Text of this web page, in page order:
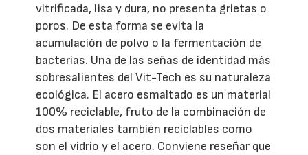
vitrificada, lisa y dura, no presenta grietas o
poros. De esta forma se evita la
acumulación de polvo o la fermentación de
bacterias. Una de las señas de identidad más
sobresalientes del Vit-Tech es su naturaleza
ecológica. El acero esmaltado es un material
100% reciclable, fruto de la combinación de
dos materiales también reciclables como
son el vidrio y el acero. Conviene reseñar que